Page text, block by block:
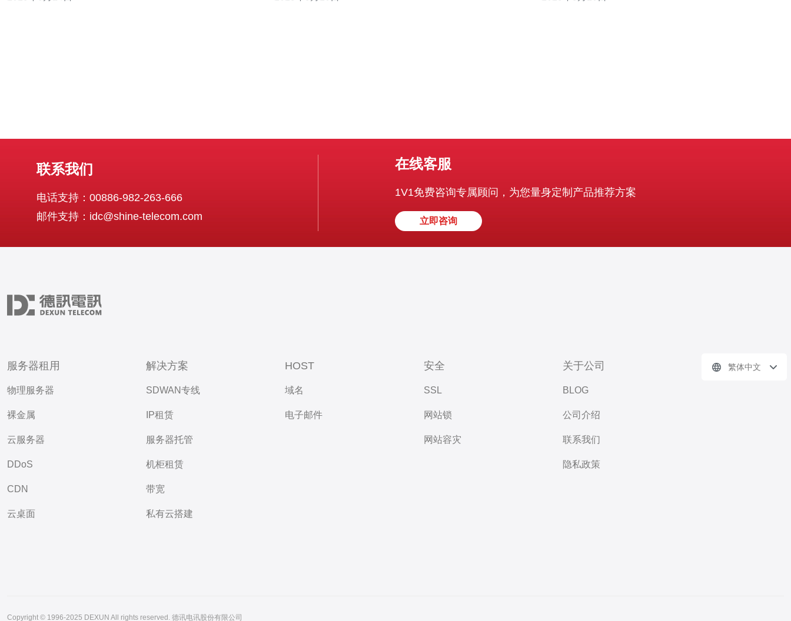
联系我们
电话支持：00886-982-263-666
邮件支持：idc@shine-telecom.com
在线客服
1V1免费咨询专属顾问，为您量身定制产品推荐方案
立即咨询
服务器租用
物理服务器
裸金属
云服务器
DDoS
CDN
云桌面
解决方案
SDWAN专线
IP租赁
服务器托管
机柜租赁
带宽
私有云搭建
HOST
域名
电子邮件
安全
SSL
网站锁
网站容灾
关于公司
BLOG
公司介绍
联系我们
隐私政策
繁体中文
Copyright © 1996-2025 DEXUN All rights reserved. 德讯电讯股份有限公司